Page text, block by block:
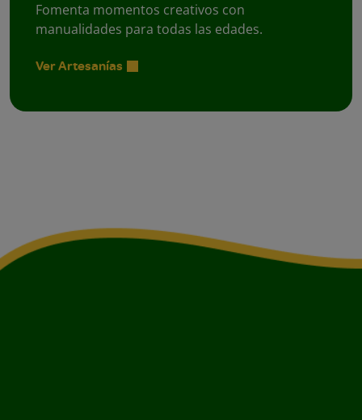
Fomenta momentos creativos con
manualidades para todas las edades.
Ver Artesanías